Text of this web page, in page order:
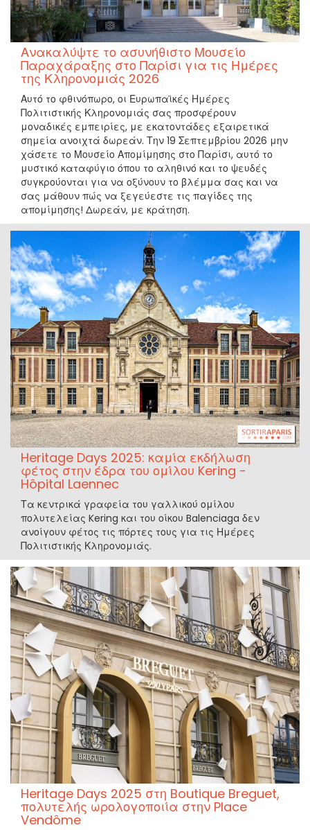
Ανακαλύψτε το ασυνήθιστο Μουσείο
Παραχάραξης στο Παρίσι για τις Ημέρες
της Κληρονομιάς 2026
Αυτό το φθινόπωρο, οι Ευρωπαϊκές Ημέρες
Πολιτιστικής Κληρονομιάς σας προσφέρουν
μοναδικές εμπειρίες, με εκατοντάδες εξαιρετικά
σημεία ανοιχτά δωρεάν. Την 19 Σεπτεμβρίου 2026 μην
χάσετε το Μουσείο Απομίμησης στο Παρίσι, αυτό το
μυστικό καταφύγιο όπου το αληθινό και το ψευδές
συγκρούονται για να οξύνουν το βλέμμα σας και να
σας μάθουν πώς να ξεγεύεστε τις παγίδες της
απομίμησης! Δωρεάν, με κράτηση.
Heritage Days 2025: καμία εκδήλωση
φέτος στην έδρα του ομίλου Kering -
Hôpital Laennec
Τα κεντρικά γραφεία του γαλλικού ομίλου
πολυτελείας Kering και του οίκου Balenciaga δεν
ανοίγουν φέτος τις πόρτες τους για τις Ημέρες
Πολιτιστικής Κληρονομιάς.
Heritage Days 2025 στη Boutique Breguet,
πολυτελής ωρολογοποιία στην Place
Vendôme